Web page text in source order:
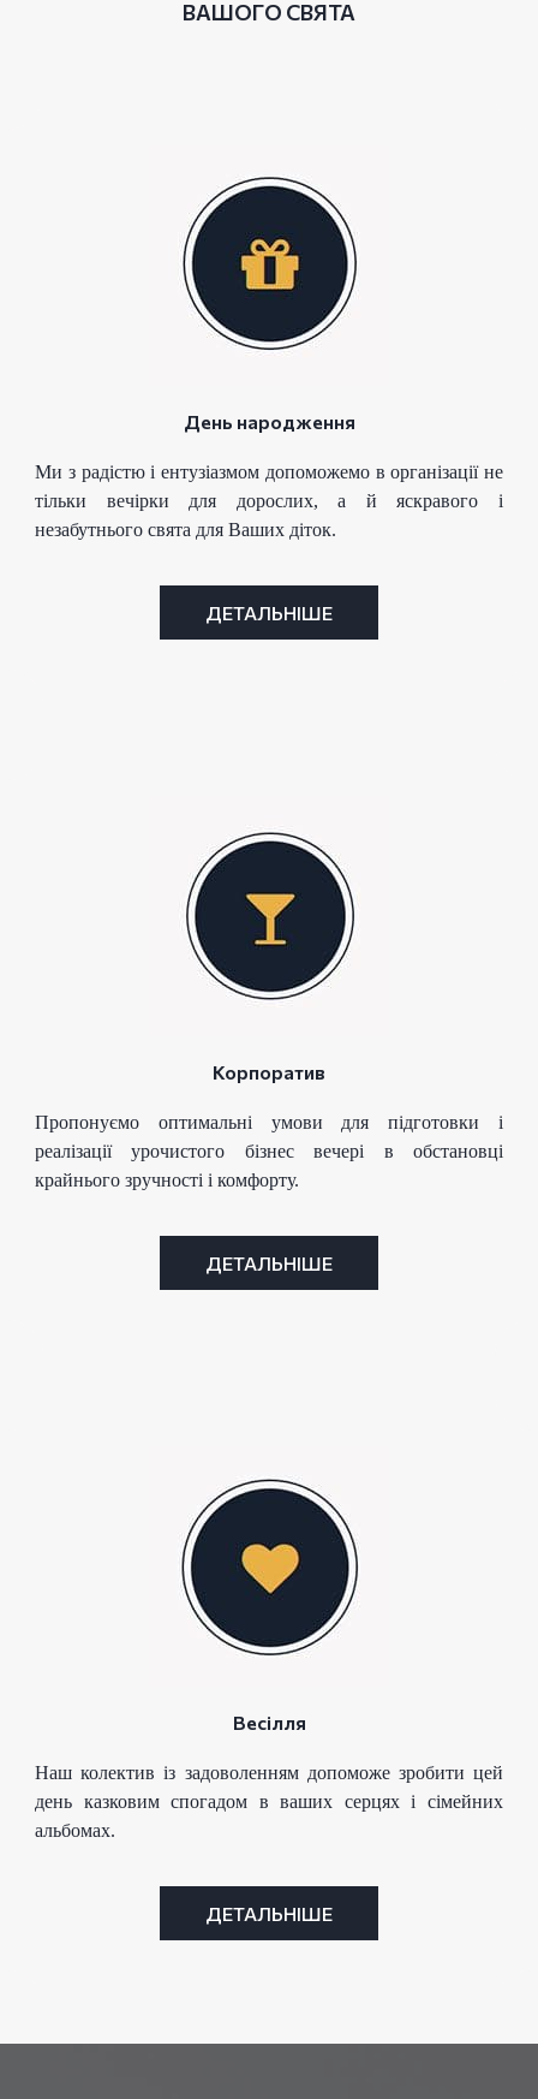
ВАШОГО СВЯТА
День народження
Ми з радістю і ентузіазмом допоможемо в організації не
тільки вечірки для дорослих, а й яскравого і
незабутнього свята для Ваших діток.
ДЕТАЛЬНІШЕ
Корпоратив
Пропонуємо оптимальні умови для підготовки і
реалізації урочистого бізнес вечері в обстановці
крайнього зручності і комфорту.
ДЕТАЛЬНІШЕ
Весілля
Наш колектив із задоволенням допоможе зробити цей
день казковим спогадом в ваших серцях і сімейних
альбомах.
ДЕТАЛЬНІШЕ